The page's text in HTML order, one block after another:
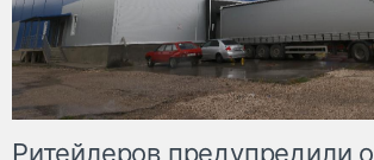
Ритейлеров предупредили о